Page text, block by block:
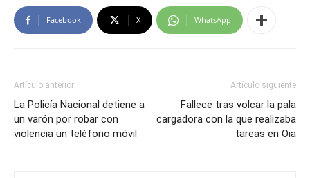
Facebook X WhatsApp
Artículo anterior
La Policía Nacional detiene a
un varón por robar con
violencia un teléfono móvil
Artículo siguiente
Fallece tras volcar la pala
cargadora con la que realizaba
tareas en Oia